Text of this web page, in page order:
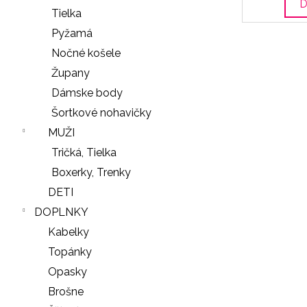
Tielka
Pyžamá
Nočné košele
Župany
Dámske body
Šortkové nohavičky
MUŽI
Tričká, Tielka
Boxerky, Trenky
DETI
DOPLNKY
Kabelky
Topánky
Opasky
Brošne